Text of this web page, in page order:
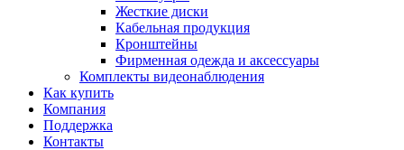
Жесткие диски
Кабельная продукция
Кронштейны
Фирменная одежда и аксессуары
Комплекты видеонаблюдения
Как купить
Компания
Поддержка
Контакты